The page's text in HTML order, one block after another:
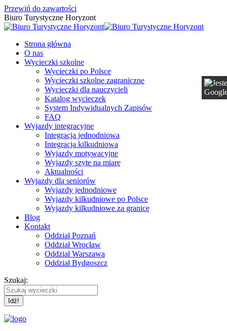
Przewiń do zawartości
Biuro Turystyczne Horyzont
Strona główna
O nas
Wycieczki szkolne
Wycieczki po Polsce
Wycieczki szkolne zagraniczne
Wycieczki dla nauczycieli
Katalog wycieczek
System Indywidualnych Zapisów
FAQ
Wyjazdy integracyjne
Integracja jednodniowa
Integracja kilkudniowa
Wyjazdy motywacyjne
Wyjazdy szyte na miarę
Aktualności
Wyjazdy dla seniorów
Wyjazdy jednodniowe
Wyjazdy kilkudniowe po Polsce
Wyjazdy kilkudniowe za granicę
Blog
Kontakt
Oddział Poznań
Oddział Wrocław
Oddział Warszawa
Oddział Bydgoszcz
Szukaj: